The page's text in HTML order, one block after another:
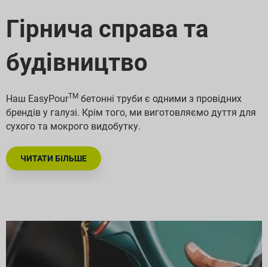
Гірнича справа та
будівництво
Наш EasyPourТМ бетонні труби є одними з провідних
брендів у галузі. Крім того, ми виготовляємо дуття для
сухого та мокрого видобутку.
ЧИТАТИ БІЛЬШЕ